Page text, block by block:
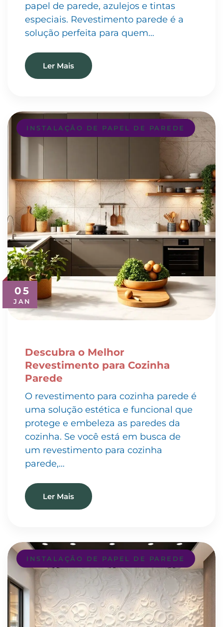
papel de parede, azulejos e tintas
especiais. Revestimento parede é a
solução perfeita para quem…
Ler Mais
05
JAN
INSTALAÇÃO DE PAPEL DE PAREDE
Descubra o Melhor
Revestimento para Cozinha
Parede
O revestimento para cozinha parede é
uma solução estética e funcional que
protege e embeleza as paredes da
cozinha. Se você está em busca de
um revestimento para cozinha
parede,…
Ler Mais
INSTALAÇÃO DE PAPEL DE PAREDE